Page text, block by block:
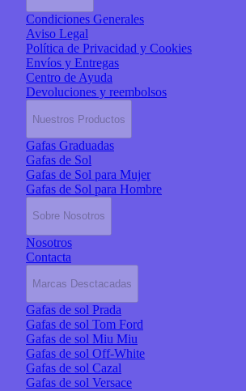
Condiciones Generales
Aviso Legal
Política de Privacidad y Cookies
Envíos y Entregas
Centro de Ayuda
Devoluciones y reembolsos
Nuestros Productos
Gafas Graduadas
Gafas de Sol
Gafas de Sol para Mujer
Gafas de Sol para Hombre
Sobre Nosotros
Nosotros
Contacta
Marcas Desctacadas
Gafas de sol Prada
Gafas de sol Tom Ford
Gafas de sol Miu Miu
Gafas de sol Off-White
Gafas de sol Cazal
Gafas de sol Versace